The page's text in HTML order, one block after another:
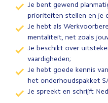
Je bent gewend
prioriteiten stellen en je
Je hebt als
mentaliteit, net zoals
Je beschikt over
vaardigheden;
Je hebt goede kennis
het onderhoudspakket
Je spreekt en schrijft